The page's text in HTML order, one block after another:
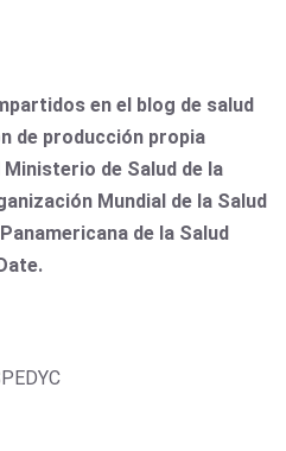
en el blog de salud
de producción propia
de Salud de la
Mundial de la Salud
de la Salud